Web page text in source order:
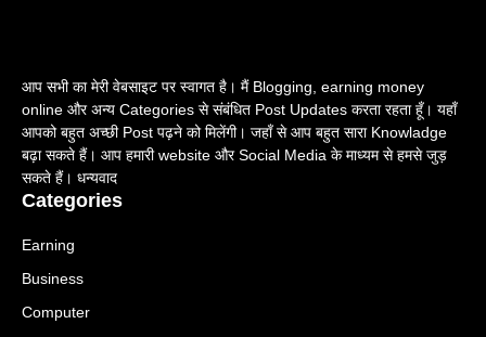
आप सभी का मेरी वेबसाइट पर स्वागत है। मैं Blogging, earning money
online और अन्य Categories से संबंधित Post Updates करता रहता हूँ। यहाँ
आपको बहुत अच्छी Post पढ़ने को मिलेंगी। जहाँ से आप बहुत सारा Knowladge
बढ़ा सकते हैं। आप हमारी website और Social Media के माध्यम से हमसे जुड़
सकते हैं। धन्यवाद
Categories
Earning
Business
Computer